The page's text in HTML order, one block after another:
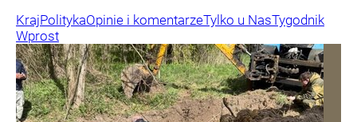
KrajPolitykaOpinie i komentarzeTylko u NasTygodnik
Wprost